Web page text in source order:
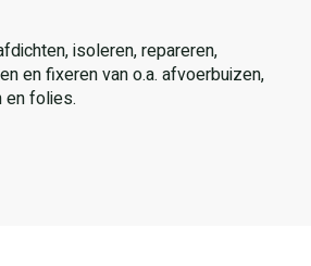
isoleren, repareren,
en fixeren van o.a. afvoerbuizen,
en folies.